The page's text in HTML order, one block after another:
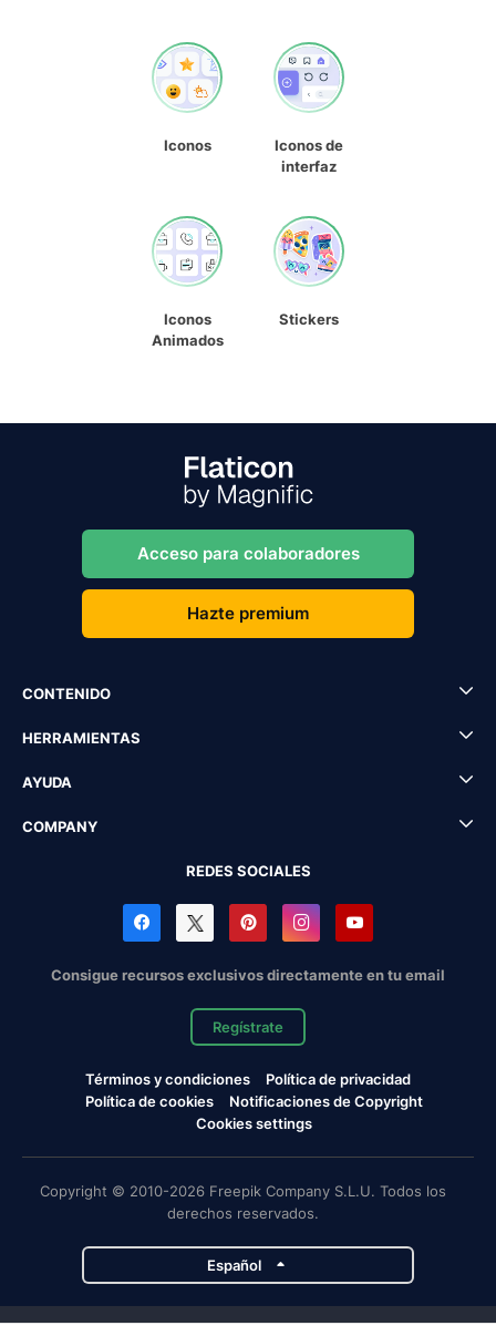
Iconos
Iconos de
interfaz
Iconos
Animados
Stickers
Acceso para colaboradores
Hazte premium
CONTENIDO
HERRAMIENTAS
AYUDA
COMPANY
REDES SOCIALES
Consigue recursos exclusivos directamente en tu email
Regístrate
Términos y condiciones
Política de privacidad
Política de cookies
Notificaciones de Copyright
Cookies settings
Copyright © 2010-2026 Freepik Company S.L.U. Todos los
derechos reservados.
Español